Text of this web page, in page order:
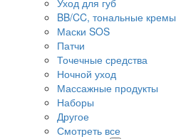
Уход для губ
BB/CC, тональные кремы
Маски SOS
Патчи
Точечные средства
Ночной уход
Массажные продукты
Наборы
Другое
Смотреть все